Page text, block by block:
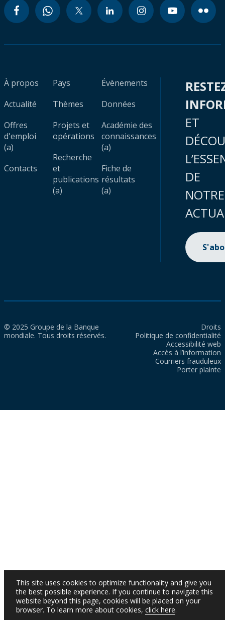
À propos
Actualité
Offres
d'emploi
(a)
Contacts
Pays
Thèmes
Projets et
opérations
Recherche
et
publications
(a)
Évènements
Données
Académie des
connaissances
(a)
Fiche de
résultats
(a)
ET
DE
NOTRE
© 2025 Groupe de la Banque
mondiale. Tous droits réservés.
Droits
Politique de confidentialité
Accessibilité web
Accès à l’information
Courriers frauduleux
Porter plainte
This site uses cookies to optimize functionality and give you
the best possible experience. If you continue to navigate this
website beyond this page, cookies will be placed on your
browser. To learn more about cookies, click here.